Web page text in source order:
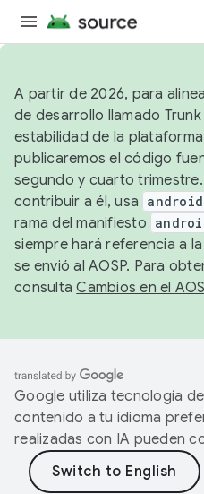
A partir de 2026, para
de desarrollo llamado
estabilidad de la
publicaremos el código
segundo y cuarto
contribuir a él, usa
rama del manifiesto
siempre hará referencia a
se envió al AOSP. Para
consultaCambios en el
Google utiliza tecnología
contenido a tu idioma
realizadas con IA pueden